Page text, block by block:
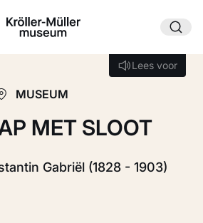
Lees voor
Lees voor
MUSEUM
MET SLOOT
Gabriël (1828 - 1903)